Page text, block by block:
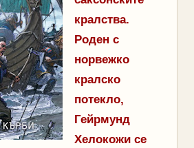
кралства.
Роден с
норвежко
кралско
потекло,
Гейрмунд
Хелокожи се